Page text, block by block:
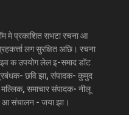
मे प्रकाशित सभटा रचना आ
लग सुरक्षित अछि। रचना
क उपयोग लेल इ-समाद डॉट
छवि झा, संपादक- कुमुद
मल्लिक, समाचार संपादक- नीलू
आ संचालन - जया झा।